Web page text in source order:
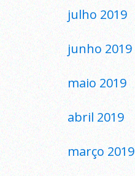
julho 2019
junho 2019
maio 2019
abril 2019
março 2019